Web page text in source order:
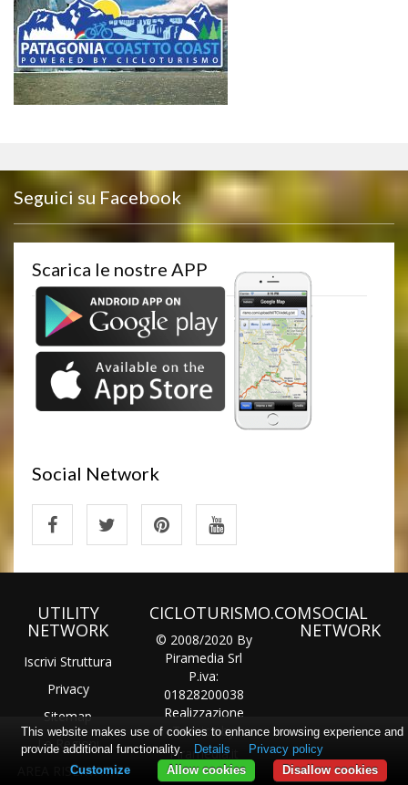
Seguici su Facebook
Scarica le nostre APP
Social Network
UTILITY
NETWORK
Iscrivi Struttura
Privacy
Sitemap
Le Regioni
AREA RISERVATA
CICLOTURISMO.COM
© 2008/2020 By
Piramedia Srl
P.iva:
01828200038
Realizzazione
Tecnica by
Piramedia.it
Tutti i diritti
SOCIAL
NETWORK
This website makes use of cookies to enhance browsing experience and
provide additional functionality.
Details
Privacy policy
Disallow cookies
Allow cookies
Customize